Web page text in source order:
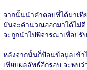
จากนั้นนำคำตอบที่ได้มาเ
มันจะคำนวณออกมาได้ไม่
จะถูกนำไปพิจารณาเพื่อปรั
หลังจากนั้นก็ป้อนข้อมูลเข้
เทียบผลลัพธ์อีกรอบ จะพบ